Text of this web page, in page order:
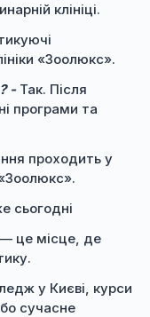
клініці.
«Зоолюкс».
- Так. Після
програми та
проходить у
«Зоолюкс».
сьогодні
це місце, де
у Києві, курси
сучасне